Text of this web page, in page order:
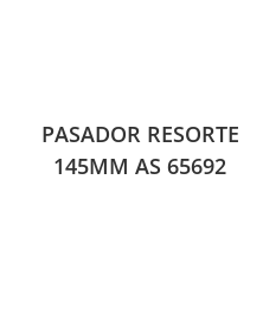
PASADOR RESORTE
145MM AS 65692